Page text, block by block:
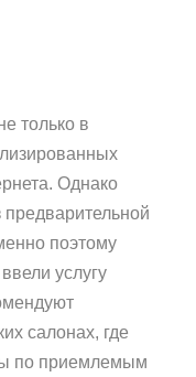
только в
Однако
поэтому
услугу
салонах, где
по приемлемым